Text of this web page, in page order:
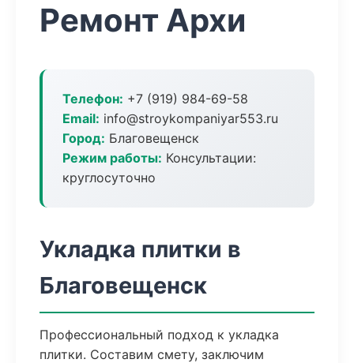
Ремонт Архи
Телефон: +7 (919) 984-69-58
Email: info@stroykompaniyar553.ru
Город: Благовещенск
Режим работы: Консультации:
круглосуточно
Укладка плитки в
Благовещенск
Профессиональный подход к укладка
плитки. Составим смету, заключим